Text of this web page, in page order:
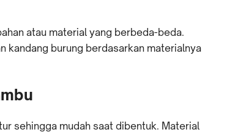
atau material yang berbeda-beda.
kandang burung berdasarkan materialnya
sehingga mudah saat dibentuk. Material